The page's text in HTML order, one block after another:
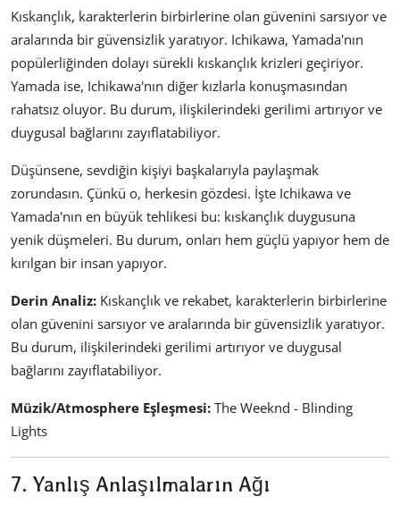
Kıskançlık, karakterlerin birbirlerine olan güvenini sarsıyor ve
aralarında bir güvensizlik yaratıyor. Ichikawa, Yamada'nın
popülerliğinden dolayı sürekli kıskançlık krizleri geçiriyor.
Yamada ise, Ichikawa'nın diğer kızlarla konuşmasından
rahatsız oluyor. Bu durum, ilişkilerindeki gerilimi artırıyor ve
duygusal bağlarını zayıflatabiliyor.
Düşünsene, sevdiğin kişiyi başkalarıyla paylaşmak
zorundasın. Çünkü o, herkesin gözdesi. İşte Ichikawa ve
Yamada'nın en büyük tehlikesi bu: kıskançlık duygusuna
yenik düşmeleri. Bu durum, onları hem güçlü yapıyor hem de
kırılgan bir insan yapıyor.
Derin Analiz: Kıskançlık ve rekabet, karakterlerin birbirlerine
olan güvenini sarsıyor ve aralarında bir güvensizlik yaratıyor.
Bu durum, ilişkilerindeki gerilimi artırıyor ve duygusal
bağlarını zayıflatabiliyor.
Müzik/Atmosphere Eşleşmesi: The Weeknd - Blinding
Lights
7. Yanlış Anlaşılmaların Ağı